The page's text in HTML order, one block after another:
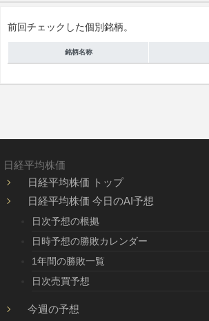
前回チェックした個別銘柄。
銘柄名称
日経平均株価
日経平均株価 トップ
日経平均株価 今日のAI予想
日次予想の根拠
日時予想の勝敗カレンダー
1年間の勝敗一覧
日次売買予想
今週の予想